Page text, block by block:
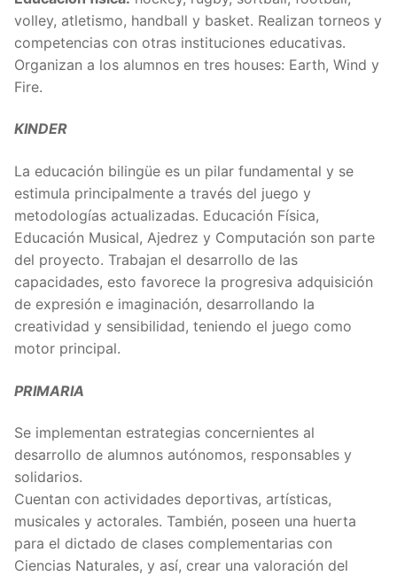
volley, atletismo, handball y basket. Realizan torneos y
competencias con otras instituciones educativas.
Organizan a los alumnos en tres houses: Earth, Wind y
Fire.
KINDER
La educación bilingüe es un pilar fundamental y se
estimula principalmente a través del juego y
metodologías actualizadas. Educación Física,
Educación Musical, Ajedrez y Computación son parte
del proyecto. Trabajan el desarrollo de las
capacidades, esto favorece la progresiva adquisición
de expresión e imaginación, desarrollando la
creatividad y sensibilidad, teniendo el juego como
motor principal.
PRIMARIA
Se implementan estrategias concernientes al
desarrollo de alumnos autónomos, responsables y
solidarios.
Cuentan con actividades deportivas, artísticas,
musicales y actorales. También, poseen una huerta
para el dictado de clases complementarias con
Ciencias Naturales, y así, crear una valoración del